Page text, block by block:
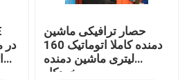
حصار ترافیکی ماشین
دمنده کاملا اتوماتیک 160
لیتری ماشین دمنده
خودکار